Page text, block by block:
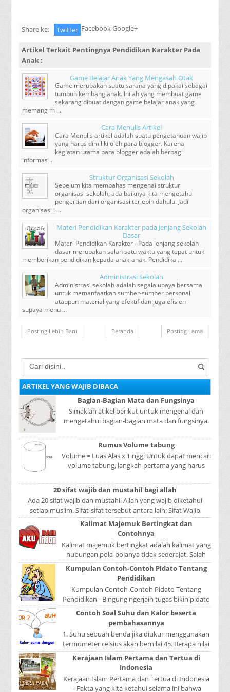
Share ke: Facebook Google+
Twitter
Artikel Terkait Pentingnya Pendidikan Karakter Pada
Anak :
Game Belajar Anak Yang Mengasah Otak
Game merupakan suatu sarana yang dipakai sebagai
tumbuh kembang anak. Inilah yang membuat game
sekarang dibuat dengan game belajar anak yang
memang m ...
Cara Menulis Artikel
Cara Menulis artikel adalah suatu pengetahuan wajib
yang harus dimiliki oleh para blogger. Karena
kegiatan utama para blogger adalah berbagi
informas ...
Struktur Organisasi Sekolah
Sebelum kita membahas mengenai struktur
organisasi sekolah, ada baiknya kita mengetahui
pengertian dari organisasi terlebih dahulu. Jadi
organisasi i ...
Materi Pendidikan Karakter pada Jenjang Sekolah
Dasar
Materi Pendidikan Karakter - Pada jenjang sekolah
dasar merupakan salah satu waktu yang tepat untuk
memberikan pendidikan kepada anak-anak. Pendidika ...
Administrasi Sekolah
Administrasi sekolah adalah segala upaya bersama
untuk memanfaatkan sumber-sumber personal
ataupun material yang efektif dan juga efisien
supaya menu ...
Posting Lebih Baru Posting Lama
Beranda
ARTIKEL YANG WAJIB DIBACA
Bagian-Bagian Mata dan Fungsinya
Simaklah atikel berikut untuk mengenal dan
mengetahui bagian-bagian mata dan fungsinya.
mer...
Rumus Volume tabung
Volume = Luas Alas x Tinggi Untuk dapat mencari
volume tabung, langkah pertama yang harus
tabun...
20 sifat wajib dan mustahil bagi allah
Ada 20 sifat wajib dan mustahil Allah yang wajib diketahui
setiap muslim. Sifat-sifat tersebut antara lain: Sifat Wajib
Tulisan A...
Kalimat Majemuk Bertingkat dan
Contohnya
Kalimat majemuk bertingkat adalah kalimat yang
hubungan pola-polanya tidak sederajat. Salah
satu pola menduduki sebagai induk kalimat, se...
Kumpulan Contoh-Contoh Pidato Tentang
Pendidikan
Kumpulan Contoh-Contoh Pidato Tentang
Pendidikan - Bingung ngerjain tugas bikin pidato
sekolah? Atau sedang nyari kumpulan contoh-
contoh ...
Contoh Soal Suhu dan Kalor beserta
pembahasannya
1. Suhu sebuah benda jika diukur menggunakan
termometer celsius akan bernilai 45. Berapa nilai
yang ditunjukkan oleh termometer Reamur, ...
Kerajaan Islam Pertama dan Tertua di
Indonesia
Kerajaan Islam Pertama dan Tertua di Indonesia
- Fakta yang kita ketahui selama ini bahwa